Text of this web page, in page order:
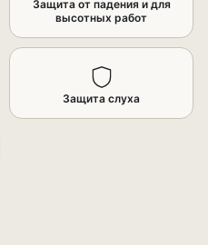
Защита от падения и для
высотных работ
Защита слуха